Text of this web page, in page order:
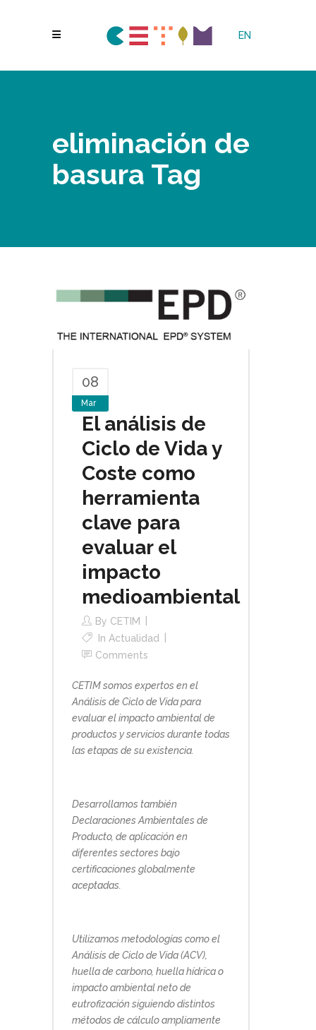
EN
eliminación de
basura Tag
08
Mar
El análisis de
Ciclo de Vida y
Coste como
herramienta
clave para
evaluar el
impacto
medioambiental
By CETIM
In Actualidad
Comments
CETIM somos expertos en el
Análisis de Ciclo de Vida para
evaluar el impacto ambiental de
productos y servicios durante todas
las etapas de su existencia.
Desarrollamos también
Declaraciones Ambientales de
Producto, de aplicación en
diferentes sectores bajo
certificaciones globalmente
aceptadas.
Utilizamos metodologías como el
Análisis de Ciclo de Vida (ACV),
huella de carbono, huella hídrica o
impacto ambiental neto de
eutrofización siguiendo distintos
métodos de cálculo ampliamente